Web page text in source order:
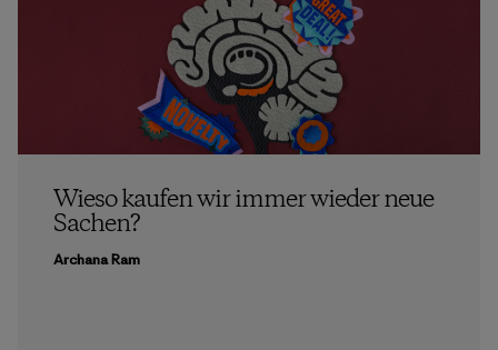
Wieso kaufen wir immer wieder neue
Sachen?
Archana Ram